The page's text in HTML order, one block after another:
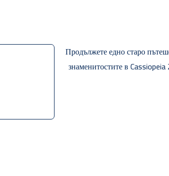
Продължете едно старо
знаменитостите в